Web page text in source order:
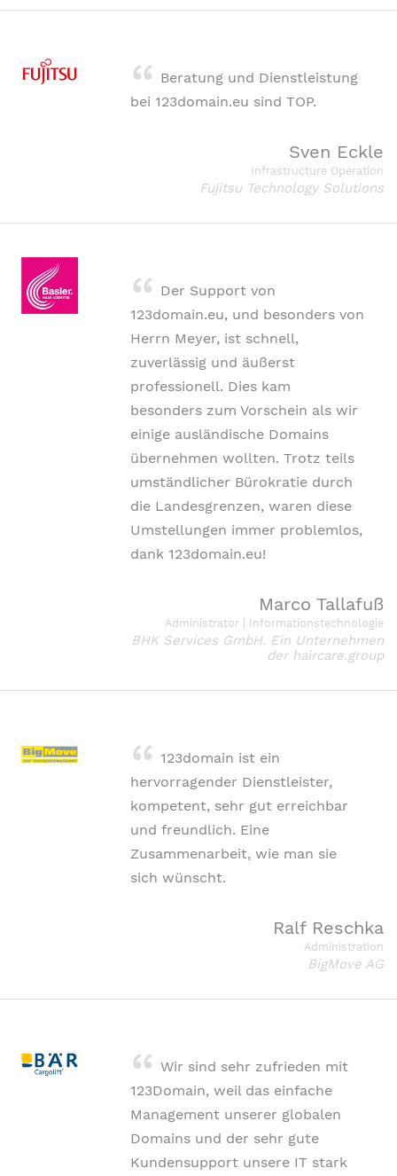
Beratung und Dienstleistung
bei 123domain.eu sind TOP.
Sven Eckle
Infrastructure Operation
Fujitsu Technology Solutions
Der Support von
123domain.eu, und besonders von
Herrn Meyer, ist schnell,
zuverlässig und äußerst
professionell. Dies kam
besonders zum Vorschein als wir
einige ausländische Domains
übernehmen wollten. Trotz teils
umständlicher Bürokratie durch
die Landesgrenzen, waren diese
Umstellungen immer problemlos,
dank 123domain.eu!
Marco Tallafuß
Administrator | Informationstechnologie
BHK Services GmbH. Ein Unternehmen
der haircare.group
123domain ist ein
hervorragender Dienstleister,
kompetent, sehr gut erreichbar
und freundlich. Eine
Zusammenarbeit, wie man sie
sich wünscht.
Ralf Reschka
Administration
BigMove AG
Wir sind sehr zufrieden mit
123Domain, weil das einfache
Management unserer globalen
Domains und der sehr gute
Kundensupport unsere IT stark